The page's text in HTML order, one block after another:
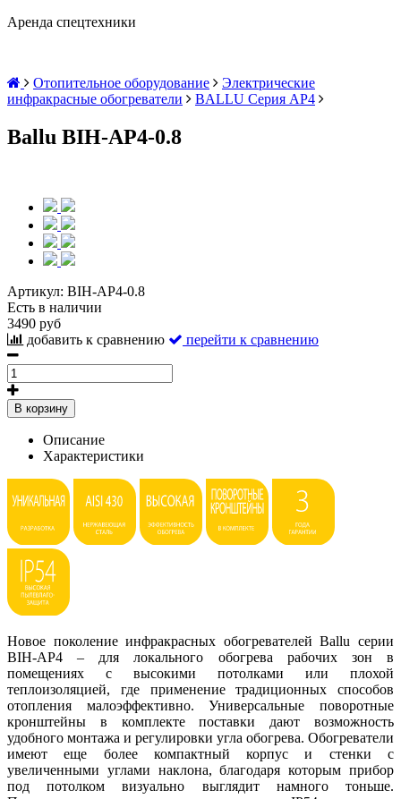
Аренда спецтехники
Отопительное оборудование
Электрические
инфракрасные обогреватели
BALLU Серия AP4
Ballu BIH-AP4-0.8
Артикул: BIH-AP4-0.8
Есть в наличии
3490 руб
добавить к сравнению
перейти к сравнению
В корзину
Описание
Характеристики
Новое поколение инфракрасных обогревателей Ballu серии
BIH-AP4 – для локального обогрева рабочих зон в
помещениях с высокими потолками или плохой
теплоизоляцией, где применение традиционных способов
отопления малоэффективно. Универсальные поворотные
кронштейны в комплекте поставки дают возможность
удобного монтажа и регулировки угла обогрева. Обогреватели
имеют еще более компактный корпус и стенки с
увеличенными углами наклона, благодаря которым прибор
под потолком визуально выглядит намного тоньше.